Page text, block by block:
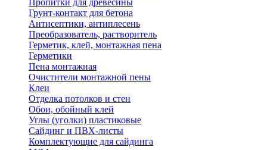
Пропитки для древесины
Грунт-контакт для бетона
Антисептики, антиплесень
Преобразователь, растворитель
Герметик, клей, монтажная пена
Герметики
Пена монтажная
Очистители монтажной пены
Клеи
Отделка потолков и стен
Обои, обойный клей
Углы (уголки) пластиковые
Сайдинг и ПВХ-листы
Комплектующие для сайдинга